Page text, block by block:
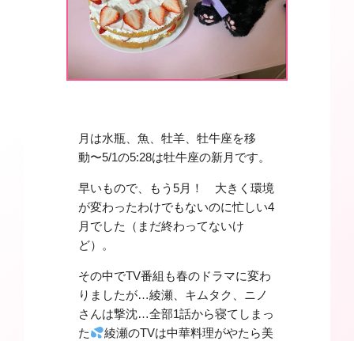
月は水瓶、魚、牡羊、牡牛座を移
動〜5/1の5:28は牡牛座の新月です。
早いもので、もう5月！ 大きく環境
が変わったわけでもないのに忙しい4
月でした（まだ終わってないけ
ど）。
その中でTV番組も春のドラマに変わ
りましたが…綾瀬、キムタク、ニノ
さんは撃沈…全部1話から寝てしまっ
た
綾瀬のTVは中華料理がやたら美